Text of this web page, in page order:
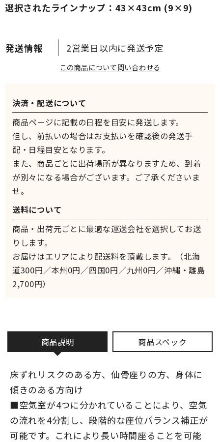
2営業日以内に発送予定
選択されたラインナップ：43×43cm (9×9)
この商品について問い合わせる
商品説明 商品スペック
床ずれリスクのある方、仙骨座りの方、身体に
傾きのある方向け
■空気室が4つに分かれていることにより、空気
の流れを4分割し、段階的な座位バランス補正が
可能です。これにより長い時間座ることを可能
決済・配送について
商品ページに記載の日程を目安に発送します。
但し、前払いの場合はお支払いを確認後の発送手
配・日程目安となります。
また、商品ごとに出荷場所が異なりますため、到着
が別々になる場合がございます。ご了承くださいま
せ。
送料について
商品・出荷元ごとに最適な運送会社を選択してお送
りします。
お届けはエリアにより配送料を頂戴します。（北海
道300円／本州0円／四国0円／九州0円／沖縄・離島
2,700円）